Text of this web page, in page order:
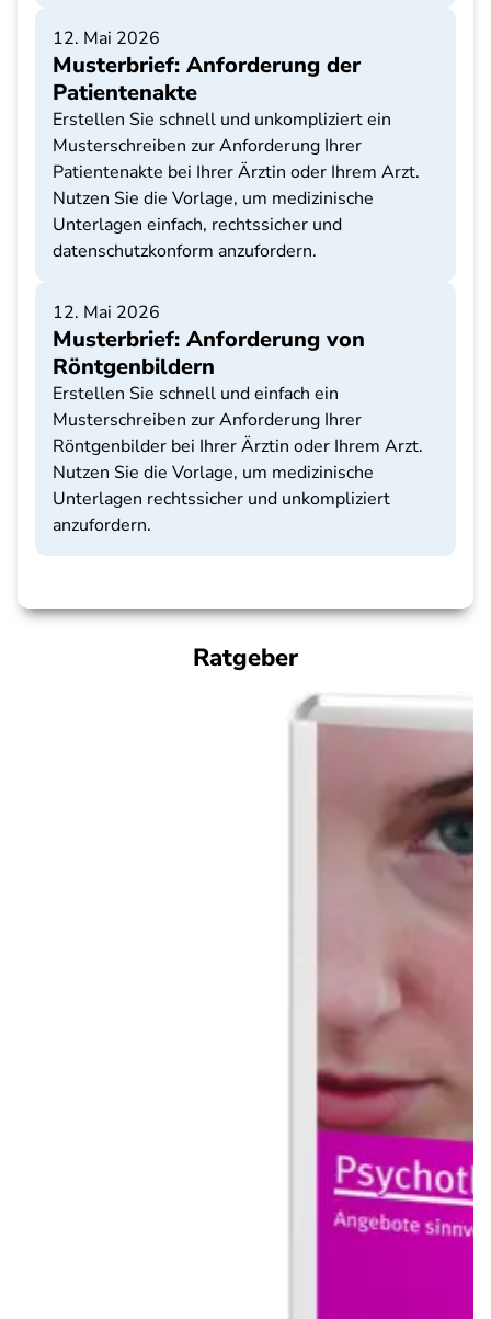
12. Mai 2026
Musterbrief: Anforderung der
Patientenakte
Erstellen Sie schnell und unkompliziert ein
Musterschreiben zur Anforderung Ihrer
Patientenakte bei Ihrer Ärztin oder Ihrem Arzt.
Nutzen Sie die Vorlage, um medizinische
Unterlagen einfach, rechtssicher und
datenschutzkonform anzufordern.
12. Mai 2026
Musterbrief: Anforderung von
Röntgenbildern
Erstellen Sie schnell und einfach ein
Musterschreiben zur Anforderung Ihrer
Röntgenbilder bei Ihrer Ärztin oder Ihrem Arzt.
Nutzen Sie die Vorlage, um medizinische
Unterlagen rechtssicher und unkompliziert
anzufordern.
Ratgeber